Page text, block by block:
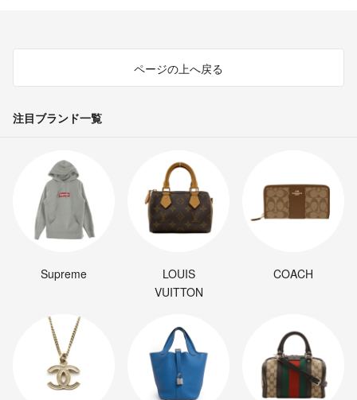
ページの上へ戻る
注目ブランド一覧
Supreme
LOUIS
VUITTON
COACH